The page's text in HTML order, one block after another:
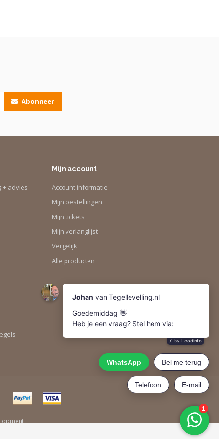
Abonneer
+ advies
Mijn account
Account informatie
Mijn bestellingen
Mijn tickets
Mijn verlanglijst
Vergelijk
Alle producten